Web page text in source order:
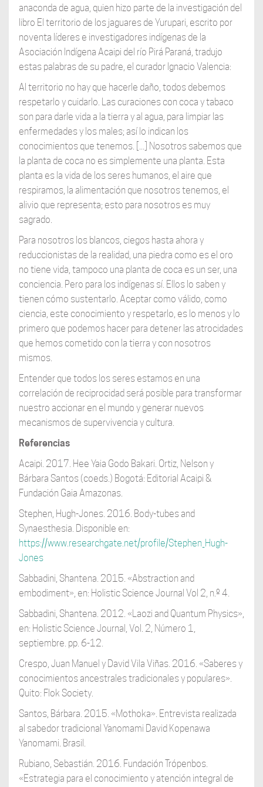
anaconda de agua, quien hizo parte de la investigación del
libro El territorio de los jaguares de Yurupari, escrito por
noventa líderes e investigadores indígenas de la
Asociación Indígena Acaipi del río Pirá Paraná, tradujo
estas palabras de su padre, el curador Ignacio Valencia:
Al territorio no hay que hacerle daño, todos debemos
respetarlo y cuidarlo. Las curaciones con coca y tabaco
son para darle vida a la tierra y al agua, para limpiar las
enfermedades y los males; así lo indican los
conocimientos que tenemos. [...] Nosotros sabemos que
la planta de coca no es simplemente una planta. Esta
planta es la vida de los seres humanos, el aire que
respiramos, la alimentación que nosotros tenemos, el
alivio que representa; esto para nosotros es muy
sagrado.
Para nosotros los blancos, ciegos hasta ahora y
reduccionistas de la realidad, una piedra como es el oro
no tiene vida, tampoco una planta de coca es un ser, una
conciencia. Pero para los indígenas sí. Ellos lo saben y
tienen cómo sustentarlo. Aceptar como válido, como
ciencia, este conocimiento y respetarlo, es lo menos y lo
primero que podemos hacer para detener las atrocidades
que hemos cometido con la tierra y con nosotros
mismos.
Entender que todos los seres estamos en una
correlación de reciprocidad será posible para transformar
nuestro accionar en el mundo y generar nuevos
mecanismos de supervivencia y cultura.
Referencias
Acaipi. 2017. Hee Yaia Godo Bakari. Ortiz, Nelson y
Bárbara Santos (coeds.) Bogotá: Editorial Acaipi &
Fundación Gaia Amazonas.
Stephen, Hugh-Jones. 2016. Body-tubes and
Synaesthesia. Disponible en:
https://www.researchgate.net/profile/Stephen_Hugh-
Jones
Sabbadini, Shantena. 2015. «Abstraction and
embodiment», en: Holistic Science Journal Vol 2, n.º 4.
Sabbadini, Shantena. 2012. «Laozi and Quantum Physics»,
en: Holistic Science Journal, Vol. 2, Número 1,
septiembre. pp. 6-12.
Crespo, Juan Manuel y David Vila Viñas. 2016. «Saberes y
conocimientos ancestrales tradicionales y populares».
Quito: Flok Society.
Santos, Bárbara. 2015. «Mothoka». Entrevista realizada
al sabedor tradicional Yanomami David Kopenawa
Yanomami. Brasil.
Rubiano, Sebastián. 2016. Fundación Trópenbos.
«Estrategia para el conocimiento y atención integral de